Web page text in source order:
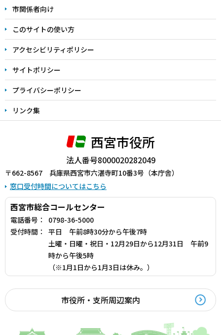
こ
ま
で
市関係者向け
このサイトの使い方
アクセシビリティポリシー
サイトポリシー
プライバシーポリシー
リンク集
西宮市役所
法人番号8000020282049
〒662-8567 兵庫県西宮市六湛寺町10番3号（本庁舎）
窓口受付時間についてはこちら
西宮市総合コールセンター
電話番号：
0798-36-5000
受付時間：
平日 午前8時30分から午後7時
土曜・日曜・祝日・12月29日から12月31日 午前9
時から午後5時
（※1月1日から1月3日は休み。）
市役所・支所周辺案内